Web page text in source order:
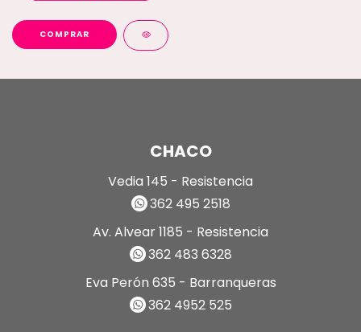
COMPRAR
CHACO
Vedia 145 - Resistencia
362 495 2518
Av. Alvear 1185 - Resistencia
362 483 6328
Eva Perón 635 - Barranqueras
362 4952 525